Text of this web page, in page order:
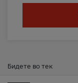
Бидете во тек